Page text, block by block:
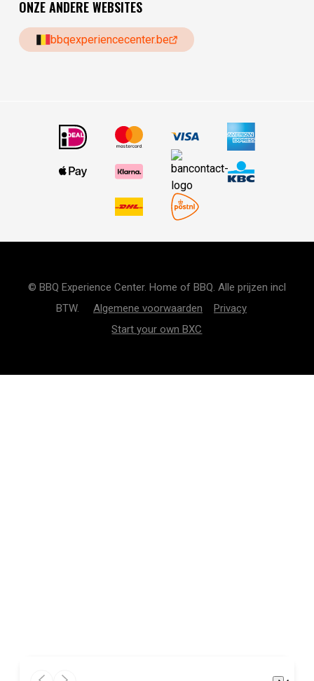
ONZE ANDERE WEBSITES
bbqexperiencecenter.be
© BBQ Experience Center. Home of BBQ. Alle prijzen incl
BTW. Algemene voorwaarden
Privacy
Start your own BXC